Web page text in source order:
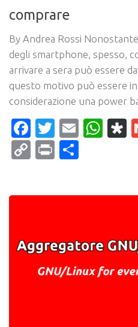
comprare
By Andrea Rossi
degli smartphone, spesso,
arrivare a sera può essere
questo motivo può essere
considerazione una power
Facebook
Twitter
Email
CopyPrint